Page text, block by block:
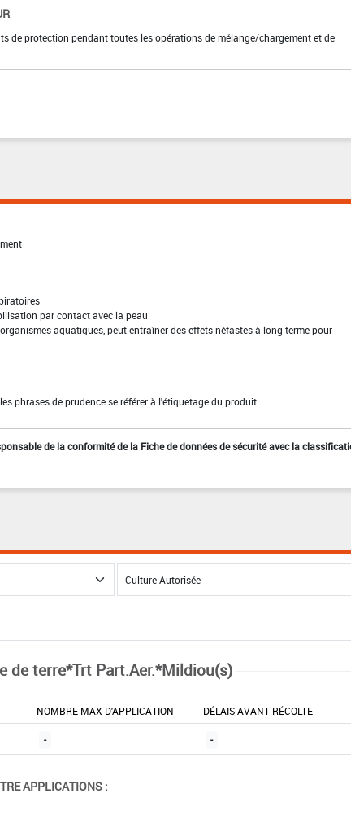
de protection pendant toutes les opérations de mélange/chargement et de
par contact avec la peau
aquatiques, peut entraîner des effets néfastes à long terme pour
phrases de prudence se référer à l'étiquetage du produit.
de la conformité de la Fiche de données de sécurité avec la
de terre*Trt Part.Aer.*Mildiou(s)
NOMBRE MAX D'APPLICATION DÉLAIS AVANT RÉCOLTE
- -
APPLICATIONS :